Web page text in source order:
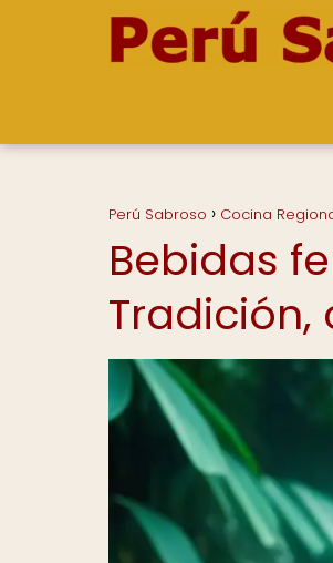
Perú Sabroso Cocina
Bebidas
Tradición,